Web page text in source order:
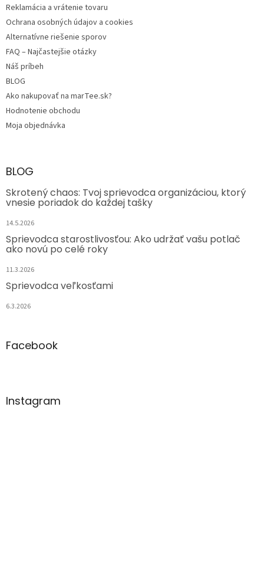
Reklamácia a vrátenie tovaru
Ochrana osobných údajov a cookies
Alternatívne riešenie sporov
FAQ – Najčastejšie otázky
Náš príbeh
BLOG
Ako nakupovať na marTee.sk?
Hodnotenie obchodu
Moja objednávka
BLOG
Skrotený chaos: Tvoj sprievodca organizáciou, ktorý
vnesie poriadok do každej tašky
14.5.2026
Sprievodca starostlivosťou: Ako udržať vašu potlač
ako novú po celé roky
11.3.2026
Sprievodca veľkosťami
6.3.2026
Facebook
Instagram